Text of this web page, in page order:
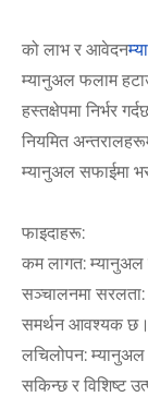
को लाभ र आवेदन
म्यानुअल फलाम
हस्तक्षेपमा निर्भर
नियमित
म्यानुअल सफाईमा भर
फाइदाहरू:
कम लागत:
सञ्चालनमा सरलता:
समर्थन आवश्यक छ।
लचिलोपन:
सकिन्छ र विशिष्ट